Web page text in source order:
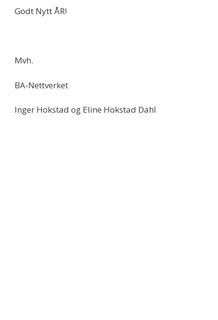
Godt Nytt ÅR!
Mvh.
BA-Nettverket
Inger Hokstad og Eline Hokstad Dahl